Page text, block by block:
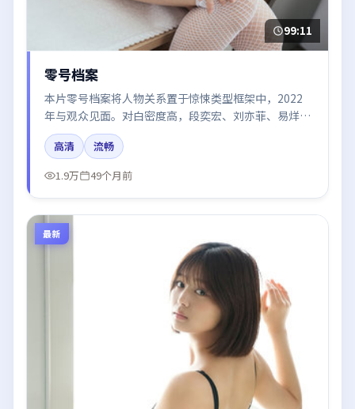
99:11
零号档案
本片零号档案将人物关系置于惊悚类型框架中，2022
年与观众见面。对白密度高，段奕宏、刘亦菲、易烊千
玺的台词节奏值得关注；整体气质偏中国大陆都市与冷
色调摄影。
高清
流畅
1.9万
49个月前
最新